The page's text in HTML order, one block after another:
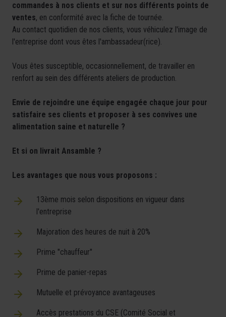
commandes à nos clients et sur nos différents points de
ventes, en conformité avec la fiche de tournée.
Au contact quotidien de nos clients, vous véhiculez l'image de
l'entreprise dont vous êtes l'ambassadeur(rice).
Vous êtes susceptible, occasionnellement, de travailler en
renfort au sein des différents ateliers de production.
Envie de rejoindre une équipe engagée chaque jour pour
satisfaire ses clients et proposer à ses convives une
alimentation saine et naturelle ?
Et si on livrait Ansamble ?
Les avantages que nous vous proposons :
13ème mois selon dispositions en vigueur dans
l'entreprise
Majoration des heures de nuit à 20%
Prime "chauffeur"
Prime de panier-repas
Mutuelle et prévoyance avantageuses
Accès prestations du CSE (Comité Social et